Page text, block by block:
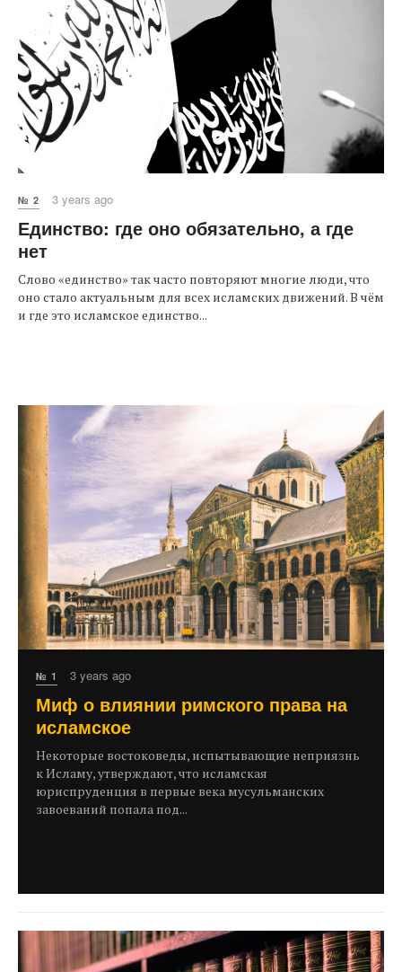
№ 2 3 years ago
Единство: где оно обязательно, а где
нет
Слово «единство» так часто повторяют многие люди, что
оно стало актуальным для всех исламских движений. В чём
и где это исламское единство...
№ 1 3 years ago
Миф о влиянии римского права на
исламское
Некоторые востоковеды, испытывающие неприязнь
к Исламу, утверждают, что исламская
юриспруденция в первые века мусульманских
завоеваний попала под...